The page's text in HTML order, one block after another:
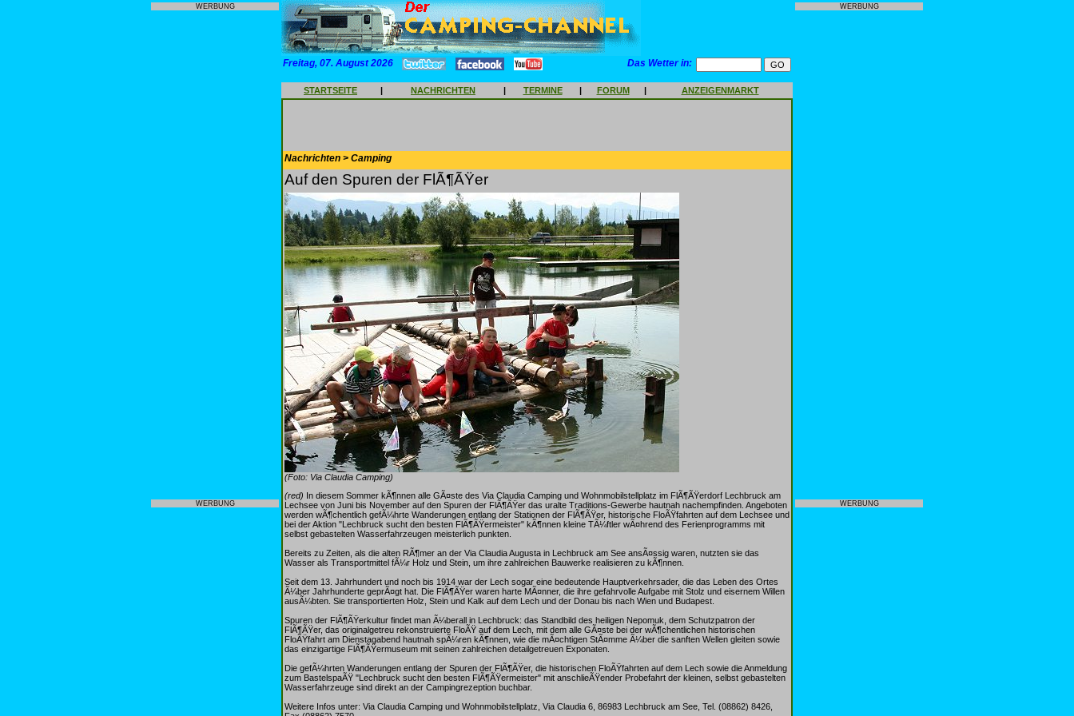
WERBUNG
WERBUNG
Freitag, 07. August 2026 Das Wetter in:
STARTSEITE | NACHRICHTEN | TERMINE | FORUM | ANZEIGENMARKT
Nachrichten > Camping
Auf den Spuren der FlÃ¶ÃŸer
(Foto: Via Claudia Camping)
(red) In diesem Sommer kÃ¶nnen alle GÃ¤ste des Via Claudia Camping und Wohnmobilstellplatz im FlÃ¶ÃŸerdorf Lechbruck am
Lechsee von Juni bis November auf den Spuren der FlÃ¶ÃŸer das uralte Traditions-Gewerbe hautnah nachempfinden. Angeboten
werden wÃ¶chentlich gefÃ¼hrte Wanderungen entlang der Stationen der FlÃ¶ÃŸer, historische FloÃŸfahrten auf dem Lechsee und
bei der Aktion "Lechbruck sucht den besten FlÃ¶ÃŸermeister" kÃ¶nnen kleine TÃ¼ftler wÃ¤hrend des Ferienprogramms mit
selbst gebastelten Wasserfahrzeugen meisterlich punkten.
Bereits zu Zeiten, als die alten RÃ¶mer an der Via Claudia Augusta in Lechbruck am See ansÃ¤ssig waren, nutzten sie das
Wasser als Transportmittel fÃ¼r Holz und Stein, um ihre zahlreichen Bauwerke realisieren zu kÃ¶nnen.
Seit dem 13. Jahrhundert und noch bis 1914 war der Lech sogar eine bedeutende Hauptverkehrsader, die das Leben des Ortes
Ã¼ber Jahrhunderte geprÃ¤gt hat. Die FlÃ¶ÃŸer waren harte MÃ¤nner, die ihre gefahrvolle Aufgabe mit Stolz und eisernem Willen
ausÃ¼bten. Sie transportierten Holz, Stein und Kalk auf dem Lech und der Donau bis nach Wien und Budapest.
Spuren der FlÃ¶ÃŸerkultur findet man Ã¼berall in Lechbruck: das Standbild des heiligen Nepomuk, dem Schutzpatron der
FlÃ¶ÃŸer, das originalgetreu rekonstruierte FloÃŸ auf dem Lech, mit dem alle GÃ¤ste bei der wÃ¶chentlichen historischen
FloÃŸfahrt am Dienstagabend hautnah spÃ¼ren kÃ¶nnen, wie die mÃ¤chtigen StÃ¤mme Ã¼ber die sanften Wellen gleiten sowie
das einzigartige FlÃ¶ÃŸermuseum mit seinen zahlreichen detailgetreuen Exponaten.
Die gefÃ¼hrten Wanderungen entlang der Spuren der FlÃ¶ÃŸer, die historischen FloÃŸfahrten auf dem Lech sowie die Anmeldung
zum BastelspaÃŸ "Lechbruck sucht den besten FlÃ¶ÃŸermeister" mit anschlieÃŸender Probefahrt der kleinen, selbst gebastelten
Wasserfahrzeuge sind direkt an der Campingrezeption buchbar.
Weitere Infos unter: Via Claudia Camping und Wohnmobilstellplatz, Via Claudia 6, 86983 Lechbruck am See, Tel. (08862) 8426,
WERBUNG
WERBUNG